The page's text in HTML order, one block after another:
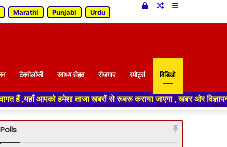
Marathi Punjabi Urdu
Sidebar
Random
Log
टेक्नोलॉजी स्वाथ्य सेहत रोजगार स्पोर्ट्स विडिओ
खबरों से रूबरू कराया जाएगा , खबर ओर विज्ञापन के लिए संपर्क करे
Polls